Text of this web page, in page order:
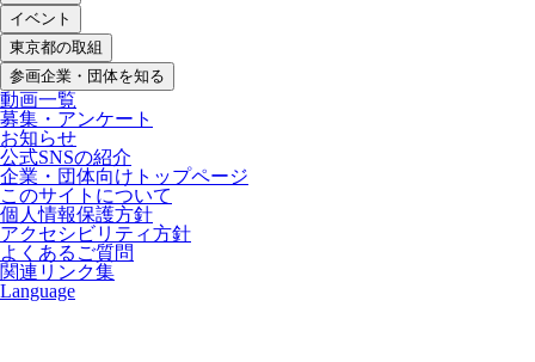
イベント
東京都の取組
参画企業・団体を知る
動画一覧
募集・アンケート
お知らせ
公式SNSの紹介
企業・団体向けトップページ
このサイトについて
個人情報保護方針
アクセシビリティ方針
よくあるご質問
関連リンク集
Language